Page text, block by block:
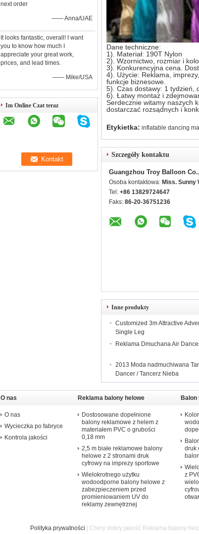
next order
—— Anna/UAE
It looks fantastic, overall! I want
you to know how much I
appreciate your great work,
prices, and lead times.
—— Mike/USA
Im Online Czat teraz
Dane techniczne:
1). Materiał: 190T Nylon
2). Wzornictwo, rozmiar i
3). Konkurencyjna cena.
4). Użycie: Reklama,
funkcje biznesowe.
5). Czas dostawy: 1 tydzień,
6). Łatwy montaż i
Serdecznie witamy naszych
dostarczać rozsądnych i
Etykietka: inflatable dancing
Szczegóły kontaktu
Guangzhou Troy Balloon
Osoba kontaktowa: Miss. Sunny
Tel: +86 13829724647
Faks: 86-20-36751236
Inne produkty
Customized 3m Attractive
Single Leg
Reklama Dmuchana Air
2013 Moda nadmuchiwana
Dancer / Tancerz Nieba
O nas
O nas
Wycieczka po fabryce
Kontrola jakości
Reklama balony helowe
Dostosowane dopełnione
balony reklamowe z helem z
materiałem PVC o grubości
0,18 mm
2,5 m białe reklamowe balony
helowe z 2 stronami druk
cyfrowy na imprezy sportowe
Wielokrotnego użytku
wodoodporne balony helowe z
zabezpieczeniem przed
promieniowaniem UV do
reklamy zewnętrznej
Balon
druk
z
Polityka prywatności | Chiny dobry jakość Reklama balony